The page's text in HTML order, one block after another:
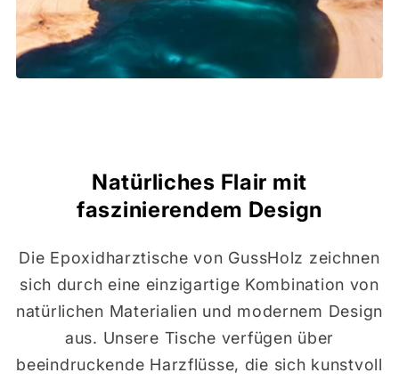
Natürliches Flair mit
faszinierendem Design
Die Epoxidharztische von GussHolz zeichnen
sich durch eine einzigartige Kombination von
natürlichen Materialien und modernem Design
aus. Unsere Tische verfügen über
beeindruckende Harzflüsse, die sich kunstvoll